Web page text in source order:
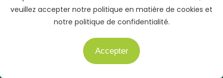
veuillez accepter notre politique en matière de cookies et
notre politique de confidentialité.
Accepter